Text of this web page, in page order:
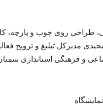
طراحی روی چوب و پارچه،
مدیرکل تبلیغ و ترویج
و فرهنگی استانداری